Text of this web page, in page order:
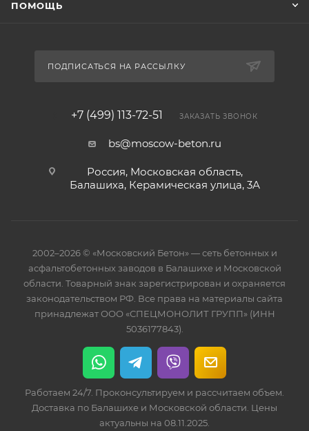
ПОМОЩЬ
ПОДПИСАТЬСЯ НА РАССЫЛКУ
+7 (499) 113-72-51 ЗАКАЗАТЬ ЗВОНОК
bs@moscow-beton.ru
Россия, Московская область,
Балашиха, Керамическая улица, 3А
2002–2026 © «Московский Бетон» — сеть бетонных и
асфальтобетонных заводов в Балашихе и Московской
области. Товарный знак зарегистрирован и охраняется
законодательством РФ. Все права на материалы сайта
принадлежат ООО «СПЕЦМОНОЛИТ ГРУПП» (ИНН
5036177843).
Работаем 24/7. Проконсультируем и рассчитаем объем.
Доставка по Балашихе и Московской области. Цены
актуальны на 08.11.2025.